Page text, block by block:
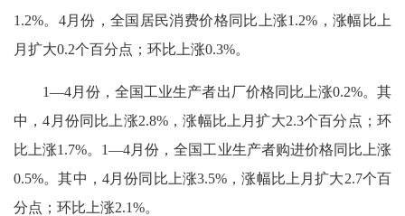
1.2%。4月份，全国居民消费价格同比上涨1.2%，涨幅比上
月扩大0.2个百分点；环比上涨0.3%。
1—4月份，全国工业生产者出厂价格同比上涨0.2%。其
中，4月份同比上涨2.8%，涨幅比上月扩大2.3个百分点；环
比上涨1.7%。1—4月份，全国工业生产者购进价格同比上涨
0.5%。其中，4月份同比上涨3.5%，涨幅比上月扩大2.7个百
分点；环比上涨2.1%。